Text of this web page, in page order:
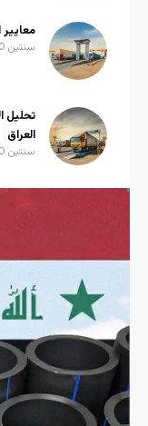
سنتين AGO
تحليل
العراق
سنتين AGO